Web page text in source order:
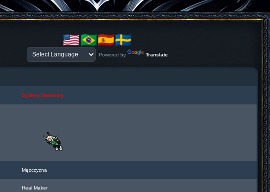
Powered by Translate
Sydney Sweeney
Mężczyzna
Heal Maker